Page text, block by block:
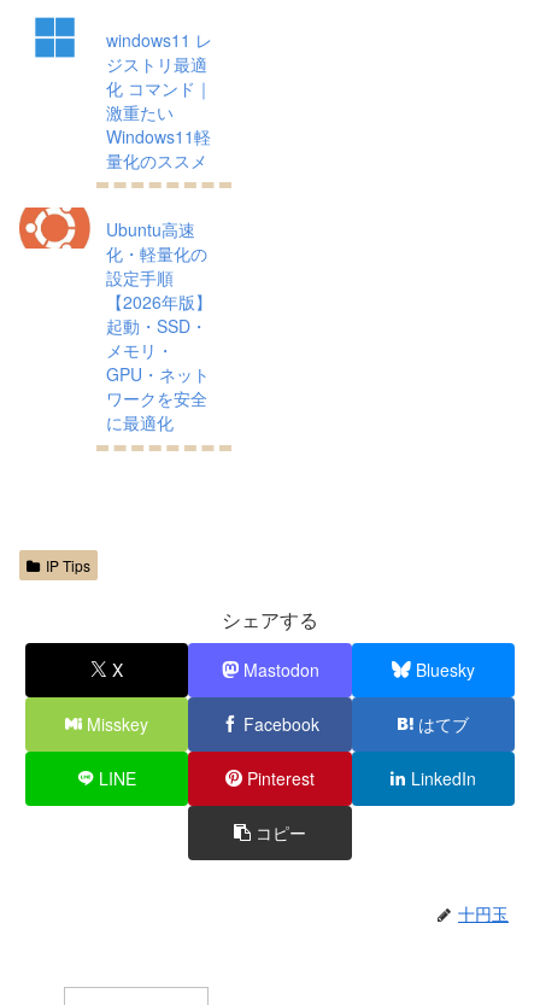
windows11 レ
ジストリ最適
化 コマンド｜
激重たい
Windows11軽
量化のススメ
Ubuntu高速
化・軽量化の
設定手順
【2026年版】
起動・SSD・
メモリ・
GPU・ネット
ワークを安全
に最適化
IP Tips
シェアする
X Mastodon Bluesky
Misskey Facebook はてブ
LINE Pinterest LinkedIn
コピー
十円玉